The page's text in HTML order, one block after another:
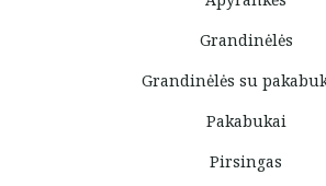
Grandinėlės
Grandinėlės su
Pakabukai
Pirsingas